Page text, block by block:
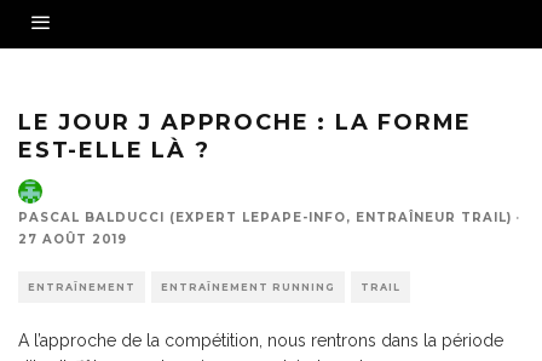
LE JOUR J APPROCHE : LA FORME
EST-ELLE LÀ ?
PASCAL BALDUCCI (EXPERT LEPAPE-INFO, ENTRAÎNEUR TRAIL) ·
27 AOÛT 2019
ENTRAÎNEMENT ENTRAÎNEMENT RUNNING TRAIL
A l’approche de la compétition, nous rentrons dans la période